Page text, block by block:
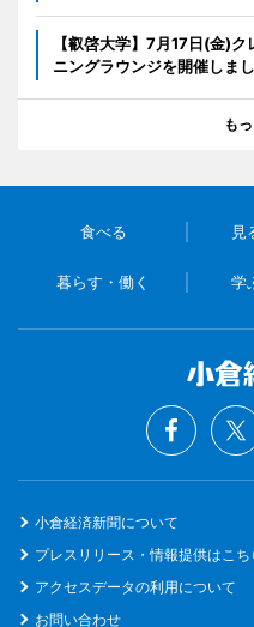
【叡啓大学】7月17日(金)
ニングラウンジを開催しま
も
食べる 見
暮らす・働く 学
小倉経済新聞について
プレスリリース・情報提供はこち
アクセスデータの利用について
お問い合わせ